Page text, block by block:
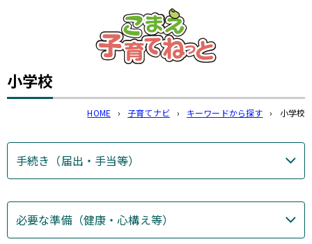
このページの本文へ
小学校
HOME › 子育てナビ › キーワードから探す › 小学校
手続き（届出・手当等）
必要な準備（健康・心構え等）